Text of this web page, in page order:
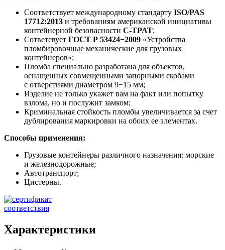
Соответствует международному стандарту ISO/PAS
17712:2013 и требованиям американской инициативы
контейнерной безопасности C-TPAT;
Сответсвует ГОСТ Р 53424−2009 «Устройства
пломбировочные механические для грузовых
контейнеров»;
Пломба специально разработана для объектов,
оснащенных совмещенными запорными скобами
с отверстиями диаметром 9−15 мм;
Изделие не только укажет вам на факт или попытку
взлома, но и послужит замком;
Криминальная стойкость пломбы увеличивается за счет
дублирования маркировки на обоих ее элементах.
Способы применения:
Грузовые контейнеры различного назначения: морские
и железнодорожные;
Автотранспорт;
Цистерны.
Характеристики